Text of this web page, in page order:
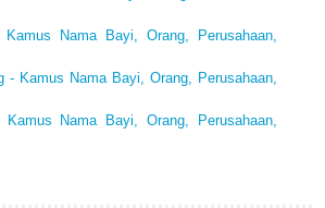
Nama Bayi, Orang, Perusahaan,
- Kamus Nama Bayi, Orang, Perusahaan,
Nama Bayi, Orang, Perusahaan,